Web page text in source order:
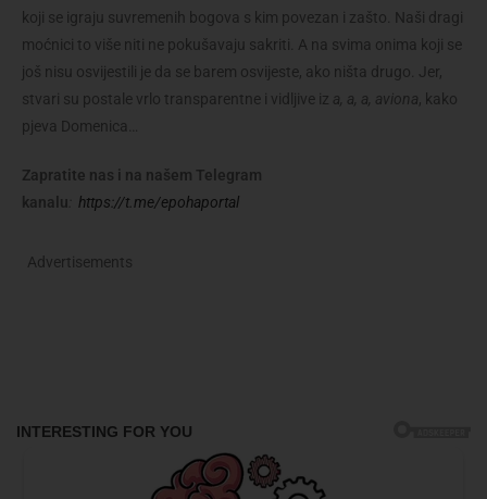
koji se igraju suvremenih bogova s kim povezan i zašto. Naši dragi
moćnici to više niti ne pokušavaju sakriti. A na svima onima koji se
još nisu osvijestili je da se barem osvijeste, ako ništa drugo. Jer,
stvari su postale vrlo transparentne i vidljive iz a, a, a, aviona, kako
pjeva Domenica…
Zapratite nas i na našem Telegram
kanalu
https://t.me/epohaportal
Advertisements